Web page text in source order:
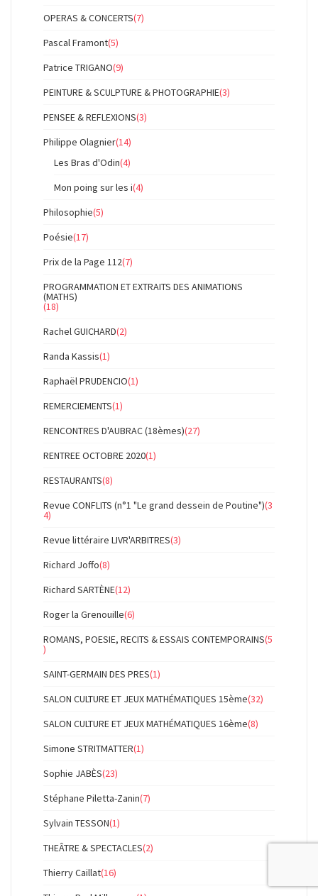
OPERAS & CONCERTS(7)
Pascal Framont(5)
Patrice TRIGANO(9)
PEINTURE & SCULPTURE & PHOTOGRAPHIE(3)
PENSEE & REFLEXIONS(3)
Philippe Olagnier(14)
Les Bras d'Odin(4)
Mon poing sur les i(4)
Philosophie(5)
Poésie(17)
Prix de la Page 112(7)
PROGRAMMATION ET EXTRAITS DES ANIMATIONS
(MATHS)
(18)
Rachel GUICHARD(2)
Randa Kassis(1)
Raphaël PRUDENCIO(1)
REMERCIEMENTS(1)
RENCONTRES D'AUBRAC (18èmes)(27)
RENTREE OCTOBRE 2020(1)
RESTAURANTS(8)
Revue CONFLITS (n°1 "Le grand dessein de Poutine")(3
4)
Revue littéraire LIVR'ARBITRES(3)
Richard Joffo(8)
Richard SARTÈNE(12)
Roger la Grenouille(6)
ROMANS, POESIE, RECITS & ESSAIS CONTEMPORAINS(5
)
SAINT-GERMAIN DES PRES(1)
SALON CULTURE ET JEUX MATHÉMATIQUES 15ème(32)
SALON CULTURE ET JEUX MATHÉMATIQUES 16ème(8)
Simone STRITMATTER(1)
Sophie JABÈS(23)
Stéphane Piletta-Zanin(7)
Sylvain TESSON(1)
THEÂTRE & SPECTACLES(2)
Thierry Caillat(16)